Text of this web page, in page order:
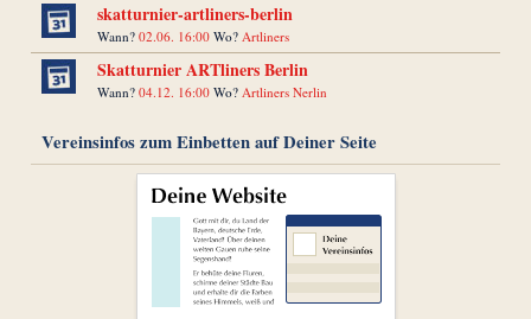
skatturnier-artliners-berlin
Wann?02.06. 16:00 Wo?Artliners
Skatturnier ARTliners Berlin
Wann?04.12. 16:00 Wo? Artliners Nerlin
Vereinsinfos zum Einbetten auf Deiner Seite